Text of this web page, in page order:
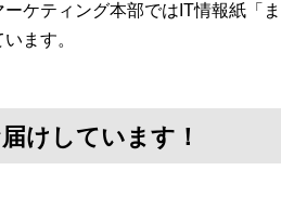
ケティング本部ではIT情報紙「
ます。
けしています！